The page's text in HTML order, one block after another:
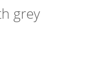
grey